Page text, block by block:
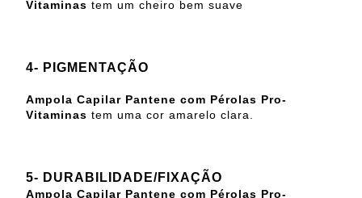
Vitaminas tem um cheiro bem suave
4- PIGMENTAÇÃO
Ampola Capilar Pantene com Pérolas Pro-
Vitaminas tem uma cor amarelo clara.
5- DURABILIDADE/FIXAÇÃO
Ampola Capilar Pantene com Pérolas Pro-